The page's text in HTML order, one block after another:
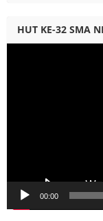
HUT KE-32 SMA
00:00